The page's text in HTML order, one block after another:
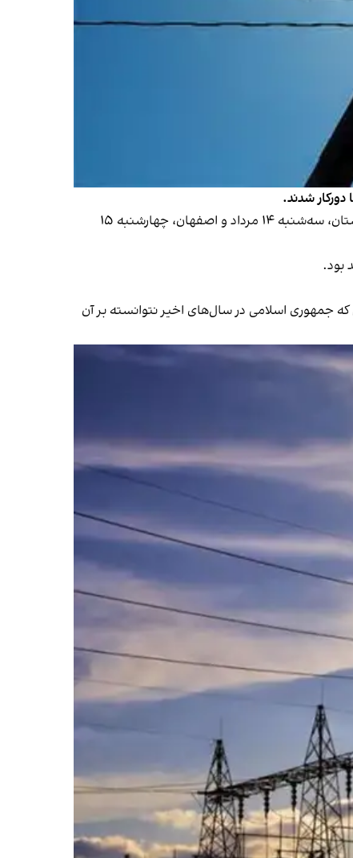
شدند.
بر اساس اطلاعیه‌های دولتی، بانک‌ها، ادارات، ‌مراکز آموزشی، مدارس و دستگاه‌های اجرایی شماری از استان‌ها مانند اردبیل و گلستان، سه‌شنبه ۱۴ مرداد و اصفهان، چهارشنبه ۱۵
جمهوری اسلامی در سال‌های اخیر نتوانسته بر آن